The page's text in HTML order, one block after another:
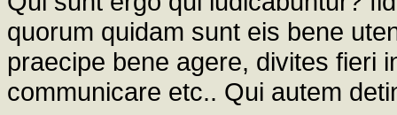
quorum quidam sunt eis bene
praecipe bene agere, divites fieri
communicare etc.. Qui autem